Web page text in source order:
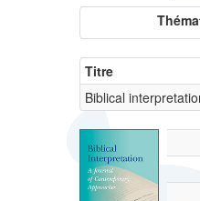
Titre
Biblical